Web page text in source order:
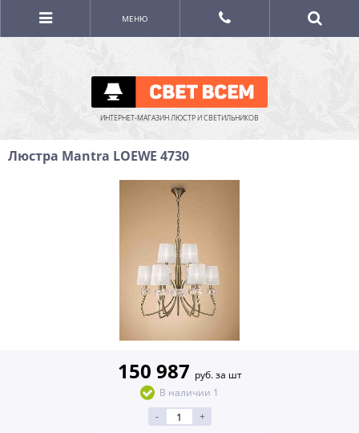
ИНТЕРНЕТ-МАГАЗИН ЛЮСТР И СВЕТИЛЬНИКОВ
МЕНЮ
Люстра Mantra LOEWE 4730
150 987 руб. за шт
В наличии 1
-
+